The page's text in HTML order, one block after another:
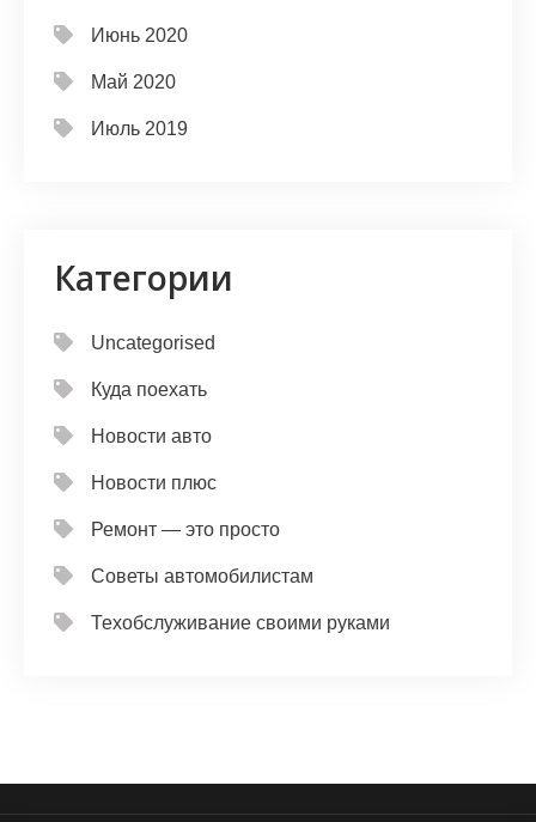
Июнь 2020
Май 2020
Июль 2019
Категории
Uncategorised
Куда поехать
Новости авто
Новости плюс
Ремонт — это просто
Советы автомобилистам
Техобслуживание своими руками